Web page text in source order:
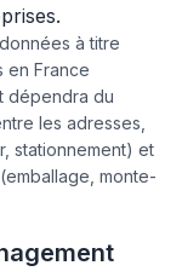
à titre
en France
dépendra du
les adresses,
stationnement) et
monte-